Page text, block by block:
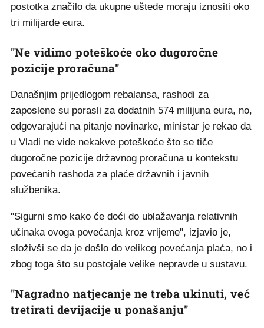
postotka značilo da ukupne uštede moraju iznositi oko
tri milijarde eura.
"Ne vidimo poteškoće oko dugoročne
pozicije proračuna"
Današnjim prijedlogom rebalansa, rashodi za
zaposlene su porasli za dodatnih 574 milijuna eura, no,
odgovarajući na pitanje novinarke, ministar je rekao da
u Vladi ne vide nekakve poteškoće što se tiče
dugoročne pozicije državnog proračuna u kontekstu
povećanih rashoda za plaće državnih i javnih
službenika.
"Sigurni smo kako će doći do ublažavanja relativnih
učinaka ovoga povećanja kroz vrijeme", izjavio je,
složivši se da je došlo do velikog povećanja plaća, no i
zbog toga što su postojale velike nepravde u sustavu.
"Nagradno natjecanje ne treba ukinuti, već
tretirati devijacije u ponašanju"